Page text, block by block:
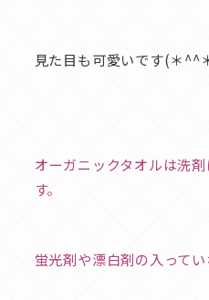
見た目も可愛いです(＊^^
オーガニックタオルは洗
す。
蛍光剤や漂白剤の入ってい